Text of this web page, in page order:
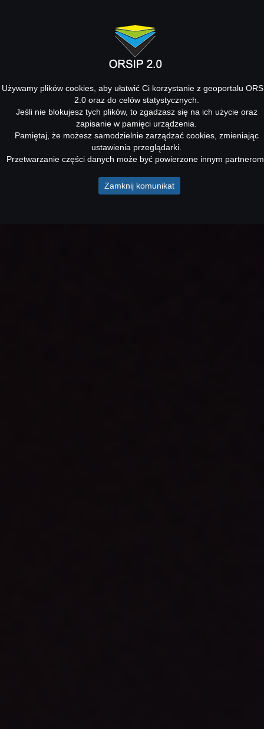
Używamy plików cookies, aby ułatwić Ci korzystanie z geoportalu
2.0 oraz do celów statystycznych.
Jeśli nie blokujesz tych plików, to zgadzasz się na ich użycie oraz
zapisanie w pamięci urządzenia.
Pamiętaj, że możesz samodzielnie zarządzać cookies, zmieniając
ustawienia przeglądarki.
Przetwarzanie części danych może być powierzone innym
Zamknij komunikat